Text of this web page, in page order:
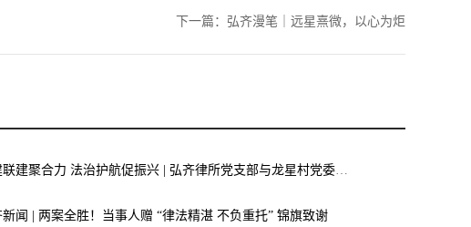
下一篇： 弘齐漫笔｜远星熹微，以心为炬
党建联建聚合力 法治护航促振兴 | 弘齐律所党支部与龙星村党委联合开展庆 “七一” 主题党日活动
新闻 | 两案全胜！当事人赠 “律法精湛 不负重托” 锦旗致谢